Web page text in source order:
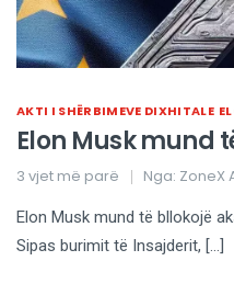
AKTI I SHËRBIMEVE DIXHITALE
Elon Musk mund
3 vjet më parë Nga: ZoneX
Elon Musk mund të bllokojë
Sipas burimit të Insajderit, […]